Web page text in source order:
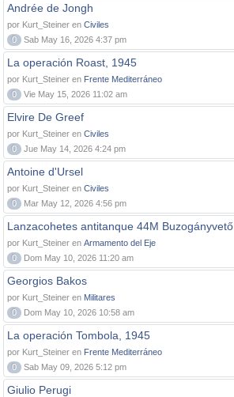
Andrée de Jongh
por Kurt_Steiner en Civiles
0
Sab May 16, 2026 4:37 pm
La operación Roast, 1945
por Kurt_Steiner en Frente Mediterráneo
0
Vie May 15, 2026 11:02 am
Elvire De Greef
por Kurt_Steiner en Civiles
0
Jue May 14, 2026 4:24 pm
Antoine d'Ursel
por Kurt_Steiner en Civiles
0
Mar May 12, 2026 4:56 pm
Lanzacohetes antitanque 44M Buzogányvető
por Kurt_Steiner en Armamento del Eje
0
Dom May 10, 2026 11:20 am
Georgios Bakos
por Kurt_Steiner en Militares
0
Dom May 10, 2026 10:58 am
La operación Tombola, 1945
por Kurt_Steiner en Frente Mediterráneo
0
Sab May 09, 2026 5:12 pm
Giulio Perugi